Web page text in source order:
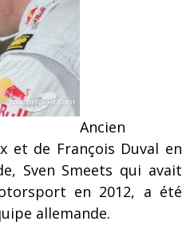
Ancien
et de François Duval en
Sven Smeets qui avait
en 2012, a été
allemande.